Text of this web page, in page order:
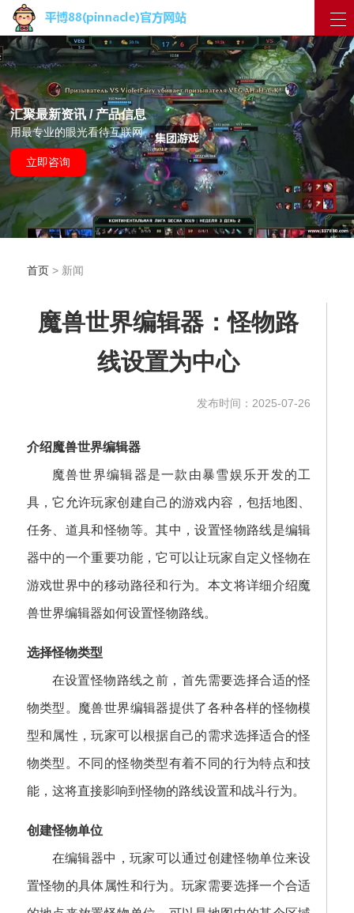
汇聚最新资讯 / 产品信息
用最专业的眼光看待互联网
立即咨询
首页> 新闻
魔兽世界编辑器：怪物路
线设置为中心
发布时间：2025-07-26
介绍魔兽世界编辑器
魔兽世界编辑器是一款由暴雪娱乐开发的工
具，它允许玩家创建自己的游戏内容，包括地图、
任务、道具和怪物等。其中，设置怪物路线是编辑
器中的一个重要功能，它可以让玩家自定义怪物在
游戏世界中的移动路径和行为。本文将详细介绍魔
兽世界编辑器如何设置怪物路线。
选择怪物类型
在设置怪物路线之前，首先需要选择合适的怪
物类型。魔兽世界编辑器提供了各种各样的怪物模
型和属性，玩家可以根据自己的需求选择适合的怪
物类型。不同的怪物类型有着不同的行为特点和技
能，这将直接影响到怪物的路线设置和战斗行为。
创建怪物单位
在编辑器中，玩家可以通过创建怪物单位来设
置怪物的具体属性和行为。玩家需要选择一个合适